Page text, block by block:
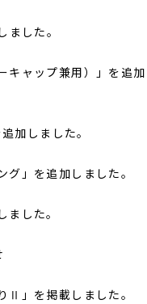
した。
キャップ兼用）」を追加
加しました。
」を追加しました。
した。
Ⅱ」を掲載しました。